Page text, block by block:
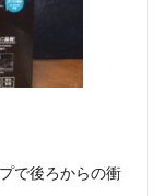
で後ろからの衝